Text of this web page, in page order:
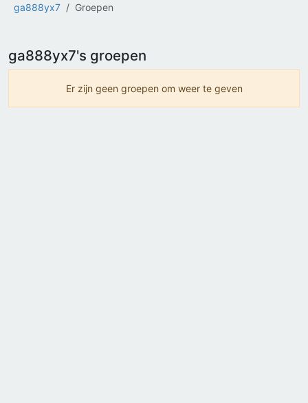
ga888yx7 Groepen
ga888yx7's groepen
Er zijn geen groepen om weer te geven